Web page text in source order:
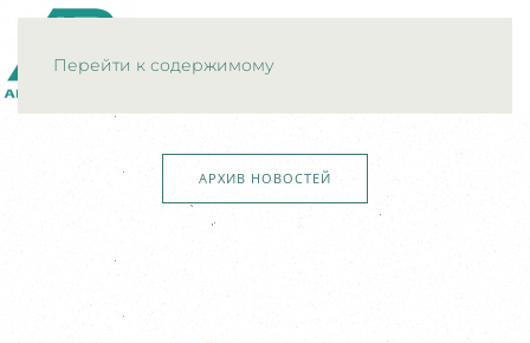
Перейти к содержимому
АРХИВ НОВОСТЕЙ